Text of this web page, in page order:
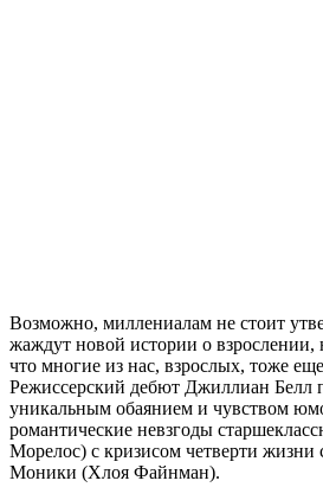
Возможно, миллениалам не стоит
жаждут новой истории о
что многие из нас, взрослых, тоже
Режиссерский дебют Джиллиан Белл
уникальным обаянием и чувством
романтические невзгоды
Морелос) с кризисом четверти жизни
Моники (Хлоя Файнман).